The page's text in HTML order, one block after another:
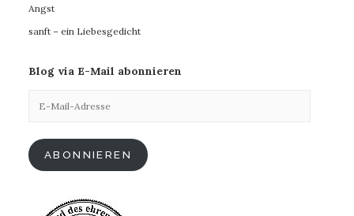
Angst
sanft – ein Liebesgedicht
Blog via E-Mail abonnieren
Mail-
ABONNIEREN